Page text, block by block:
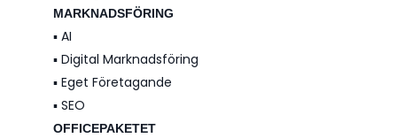
MARKNADSFÖRING
▪️ AI
▪️ Digital Marknadsföring
▪️ Eget Företagande
▪️ SEO
OFFICEPAKETET